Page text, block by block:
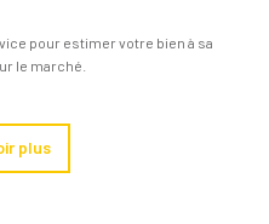
pour estimer votre bien à sa
le marché.
plus